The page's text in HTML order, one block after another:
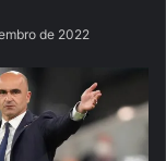
de 2022